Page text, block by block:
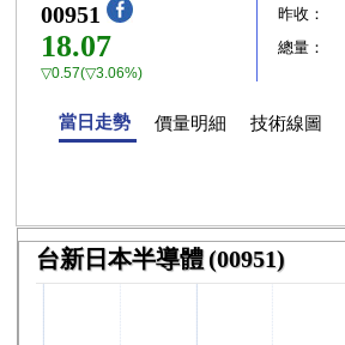
00951
18.07
▽0.57(▽3.06%)
昨收：
總量：
當日走勢 價量明細 技術線圖